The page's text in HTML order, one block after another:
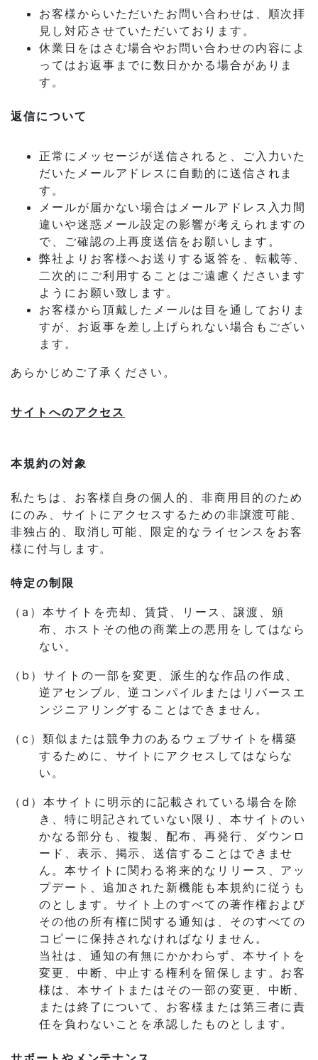
お客様からいただいたお問い合わせは、順次拝
見し対応させていただいております。
休業日をはさむ場合やお問い合わせの内容によ
ってはお返事までに数日かかる場合がありま
す。
返信について
正常にメッセージが送信されると、ご入力いた
だいたメールアドレスに自動的に送信されま
す。
メールが届かない場合はメールアドレス入力間
違いや迷惑メール設定の影響が考えられますの
で、ご確認の上再度送信をお願いします。
弊社よりお客様へお送りする返答を、転載等、
二次的にご利用することはご遠慮くださいます
ようにお願い致します。
お客様から頂戴したメールは目を通しておりま
すが、お返事を差し上げられない場合もござい
ます。
あらかじめご了承ください。
サイトへのアクセス
本規約の対象
私たちは、お客様自身の個人的、非商用目的のため
にのみ、サイトにアクセスするための非譲渡可能、
非独占的、取消し可能、限定的なライセンスをお客
様に付与します。
特定の制限
（a）本サイトを売却、賃貸、リース、譲渡、頒
布、ホストその他の商業上の悪用をしてはなら
ない。
（b）サイトの一部を変更、派生的な作品の作成、
逆アセンブル、逆コンパイルまたはリバースエ
ンジニアリングすることはできません。
（c）類似または競争力のあるウェブサイトを構築
するために、サイトにアクセスしてはならな
い。
（d）本サイトに明示的に記載されている場合を除
き、特に明記されていない限り、本サイトのい
かなる部分も、複製、配布、再発行、ダウンロ
ード、表示、掲示、送信することはできませ
ん。本サイトに関わる将来的なリリース、アッ
プデート、追加された新機能も本規約に従うも
のとします。サイト上のすべての著作権および
その他の所有権に関する通知は、そのすべての
コピーに保持されなければなりません。
当社は、通知の有無にかかわらず、本サイトを
変更、中断、中止する権利を留保します。お客
様は、本サイトまたはその一部の変更、中断、
または終了について、お客様または第三者に責
任を負わないことを承認したものとします。